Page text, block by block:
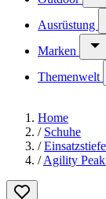
Ausrüstung
Marken
Themenwelt
Home
/ Schuhe
/
/ Agility